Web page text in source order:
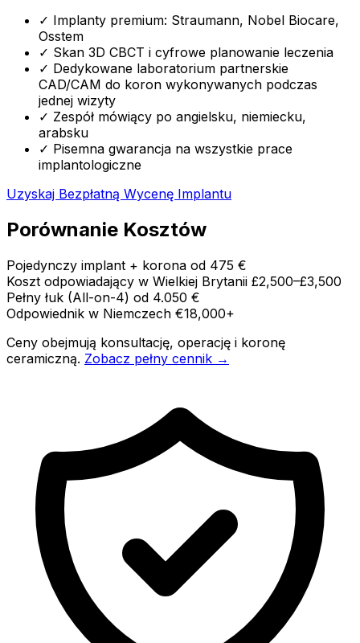
✓ Implanty premium: Straumann, Nobel Biocare,
Osstem
✓ Skan 3D CBCT i cyfrowe planowanie leczenia
✓ Dedykowane laboratorium partnerskie
CAD/CAM do koron wykonywanych podczas
jednej wizyty
✓ Zespół mówiący po angielsku, niemiecku,
arabsku
✓ Pisemna gwarancja na wszystkie prace
implantologiczne
Uzyskaj Bezpłatną Wycenę Implantu
Porównanie Kosztów
Pojedynczy implant + korona od 475 €
Koszt odpowiadający w Wielkiej Brytanii £2,500–£3,500
Pełny łuk (All-on-4) od 4.050 €
Odpowiednik w Niemczech €18,000+
Ceny obejmują konsultację, operację i koronę
ceramiczną. Zobacz pełny cennik →